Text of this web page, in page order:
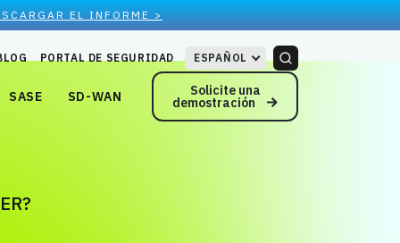
EL INFORME >
PORTAL DE SEGURIDAD ESPAÑOL
SASE SD-WAN Solicite una
demostración